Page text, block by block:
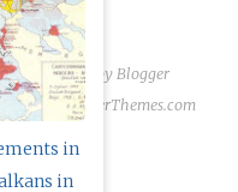
in
in
| Powered by Blogger
byNewBloggerThemes.com